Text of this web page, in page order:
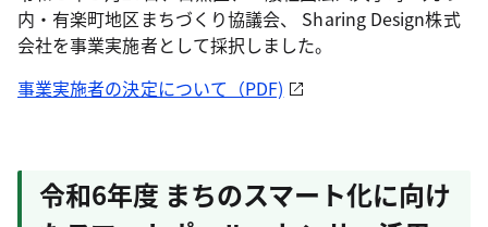
内・有楽町地区まちづくり協議会、 Sharing Design株式
会社を事業実施者として採択しました。
事業実施者の決定について（PDF)
令和6年度 まちのスマート化に向け